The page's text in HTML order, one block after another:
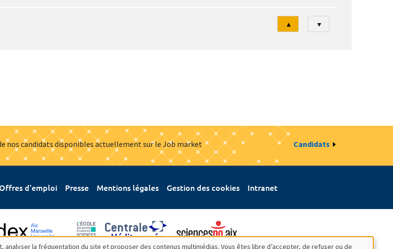
Tri
▲ ▼
nos candidats disponibles actuellement sur le Job market Candidats
d'emploi Presse Mentions légales Gestion des cookies Intranet
la fréquentation du site et proposer des contenus multimédias. Vous êtes libre d’accepter, de refuser ou de